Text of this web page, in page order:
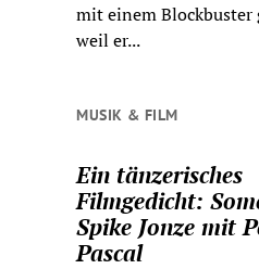
mit einem Blockbuster
weil er...
MUSIK & FILM
Ein tänzerisches
Filmgedicht:
Spike Jonze mit
Pascal